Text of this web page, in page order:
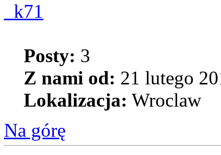
_k71
Posty: 3
Z nami od: 21 lutego
Lokalizacja: Wroclaw
Na górę